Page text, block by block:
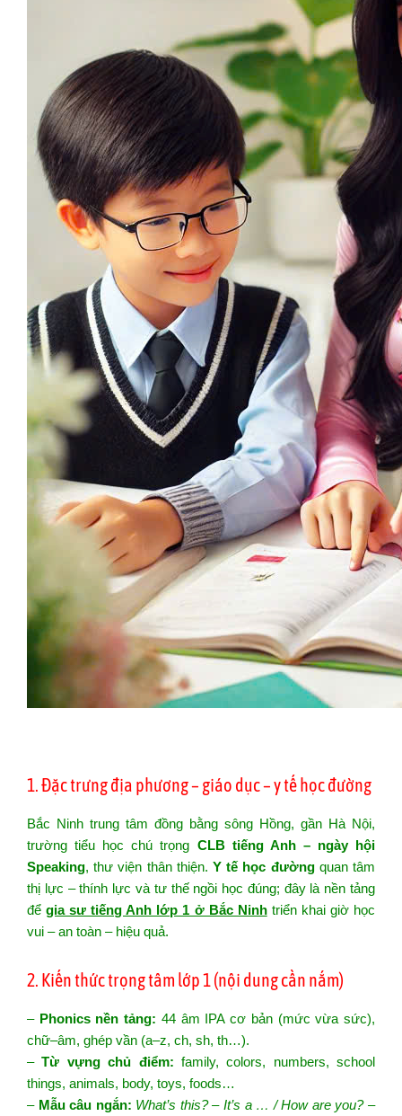
1. Đặc trưng địa phương – giáo dục – y tế học đường
Bắc Ninh trung tâm đồng bằng sông Hồng, gần Hà Nội,
trường tiểu học chú trọng CLB tiếng Anh – ngày hội
Speaking, thư viện thân thiện. Y tế học đườngquan tâm
thị lực – thính lực và tư thế ngồi học đúng; đây là nền tảng
đểgia sư tiếng Anh lớp 1 ở Bắc Ninhtriển khai giờ học
vui – an toàn – hiệu quả.
2. Kiến thức trọng tâm lớp 1 (nội dung cần nắm)
– Phonics nền tảng: 44 âm IPA cơ bản (mức vừa sức),
chữ–âm, ghép vần (a–z, ch, sh, th…).
–Từ vựng chủ điểm: family, colors, numbers, school
things, animals, body, toys, foods…
– Mẫu câu ngắn: What’s this? – It’s a … / How are you? –